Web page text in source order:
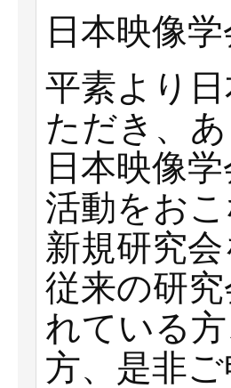
日本映像
平素より
ただき、
日本映像
活動をお
新規研究
従来の研
れている
方、是非